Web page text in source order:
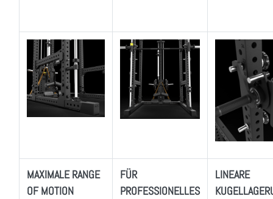
MAXIMALE RANGE
OF MOTION
FÜR
PROFESSIONELLES
LINEARE